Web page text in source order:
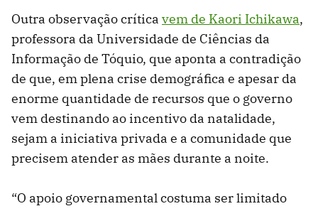
Outra observação crítica vem de Kaori Ichikawa,
professora da Universidade de Ciências da
Informação de Tóquio, que aponta a contradição
de que, em plena crise demográfica e apesar da
enorme quantidade de recursos que o governo
vem destinando ao incentivo da natalidade,
sejam a iniciativa privada e a comunidade que
precisem atender as mães durante a noite.
“O apoio governamental costuma ser limitado